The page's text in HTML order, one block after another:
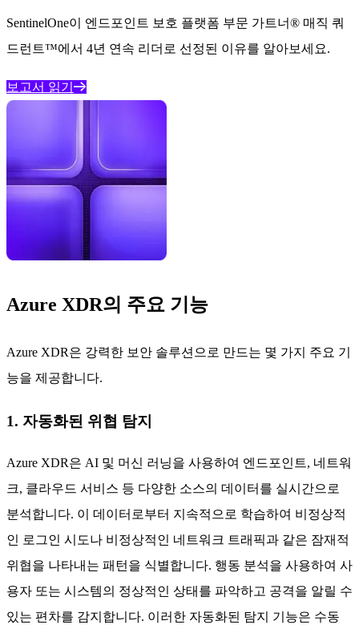
SentinelOne이 엔드포인트 보호 플랫폼 부문 가트너® 매직 쿼
드런트™에서 4년 연속 리더로 선정된 이유를 알아보세요.
보고서 읽기
Azure XDR의 주요 기능
Azure XDR은 강력한 보안 솔루션으로 만드는 몇 가지 주요 기
능을 제공합니다.
1. 자동화된 위협 탐지
Azure XDR은 AI 및 머신 러닝을 사용하여 엔드포인트, 네트워
크, 클라우드 서비스 등 다양한 소스의 데이터를 실시간으로
분석합니다. 이 데이터로부터 지속적으로 학습하여 비정상적
인 로그인 시도나 비정상적인 네트워크 트래픽과 같은 잠재적
위협을 나타내는 패턴을 식별합니다. 행동 분석을 사용하여 사
용자 또는 시스템의 정상적인 상태를 파악하고 공격을 알릴 수
있는 편차를 감지합니다. 이러한 자동화된 탐지 기능은 수동